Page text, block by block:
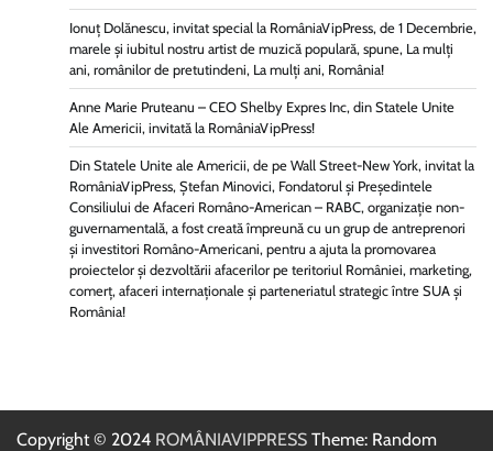
Ionuț Dolănescu, invitat special la RomâniaVipPress, de 1 Decembrie,
marele și iubitul nostru artist de muzică populară, spune, La mulți
ani, românilor de pretutindeni, La mulți ani, România!
Anne Marie Pruteanu – CEO Shelby Expres Inc, din Statele Unite
Ale Americii, invitată la RomâniaVipPress!
Din Statele Unite ale Americii, de pe Wall Street-New York, invitat la
RomâniaVipPress, Ștefan Minovici, Fondatorul și Președintele
Consiliului de Afaceri Româno-American – RABC, organizație non-
guvernamentală, a fost creată împreună cu un grup de antreprenori
și investitori Româno-Americani, pentru a ajuta la promovarea
proiectelor și dezvoltării afacerilor pe teritoriul României, marketing,
comerț, afaceri internaționale și parteneriatul strategic între SUA și
România!
Copyright © 2024 ROMÂNIAVIPPRESS Theme: Random